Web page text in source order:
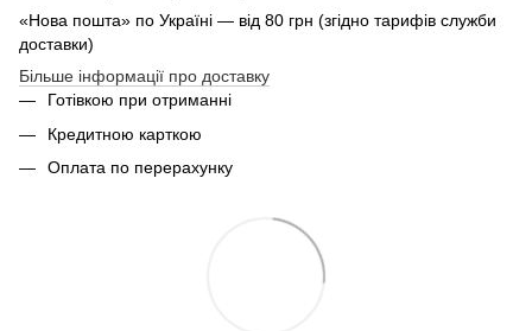
«Нова пошта» по Україні — від 80 грн (згідно тарифів служби
доставки)
Більше інформації про доставку
Готівкою при отриманні
Кредитною карткою
Оплата по перерахунку